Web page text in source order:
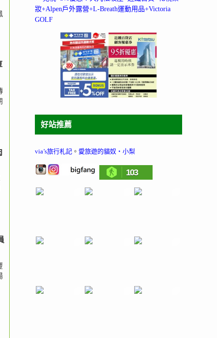
妝+Alpen戶外露營+L-Breath運動用品+Victoria
GOLF
好站推薦
via’s旅行札記 。 愛旅遊的貓奴‧小梨
103